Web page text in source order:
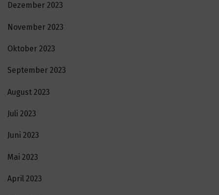
Dezember 2023
November 2023
Oktober 2023
September 2023
August 2023
Juli 2023
Juni 2023
Mai 2023
April 2023